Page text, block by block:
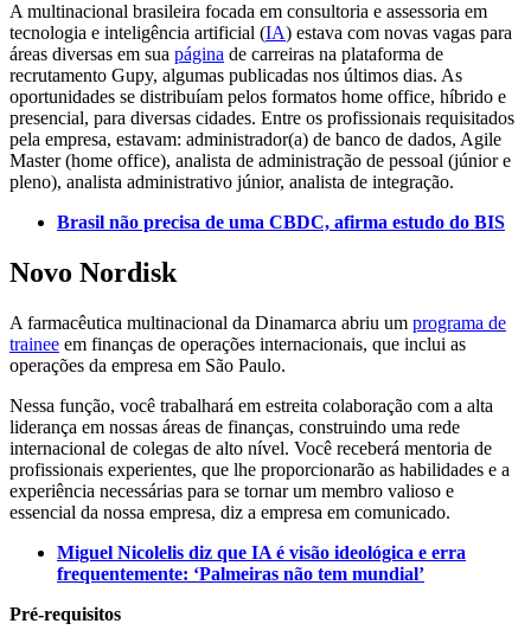
A multinacional brasileira focada em consultoria e assessoria em
tecnologia e inteligência artificial (IA) estava com novas vagas para
áreas diversas em sua página de carreiras na plataforma de
recrutamento Gupy, algumas publicadas nos últimos dias. As
oportunidades se distribuíam pelos formatos home office, híbrido e
presencial, para diversas cidades. Entre os profissionais requisitados
pela empresa, estavam: administrador(a) de banco de dados, Agile
Master (home office), analista de administração de pessoal (júnior e
pleno), analista administrativo júnior, analista de integração.
Brasil não precisa de uma CBDC, afirma estudo do BIS
Novo Nordisk
A farmacêutica multinacional da Dinamarca abriu um programa de
trainee em finanças de operações internacionais, que inclui as
operações da empresa em São Paulo.
Nessa função, você trabalhará em estreita colaboração com a alta
liderança em nossas áreas de finanças, construindo uma rede
internacional de colegas de alto nível. Você receberá mentoria de
profissionais experientes, que lhe proporcionarão as habilidades e a
experiência necessárias para se tornar um membro valioso e
essencial da nossa empresa, diz a empresa em comunicado.
Miguel Nicolelis diz que IA é visão ideológica e erra
frequentemente: ‘Palmeiras não tem mundial’
Pré-requisitos